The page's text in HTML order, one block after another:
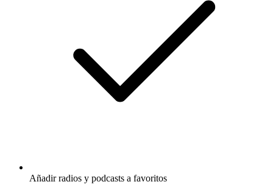
Añadir radios y podcasts a favoritos